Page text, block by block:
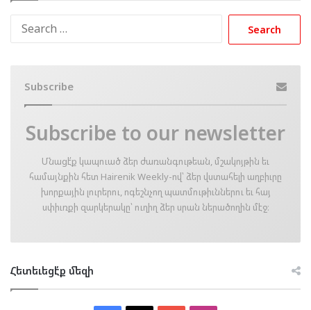
Subscribe
Subscribe to our newsletter
Մնացէ՛ք կապուած ձեր ժառանգութեան, մշակոյթին եւ
համայնքին հետ Hairenik Weekly-ով՝ ձեր վստահելի աղբիւրը
խորքային լուրերու, ոգեշնչող պատմութիւններու եւ հայ
սփիւռքի զարկերակը՝ ուղիղ ձեր սրան ներածողին մէջ։
Հետեւեցէ՛ք մեզի